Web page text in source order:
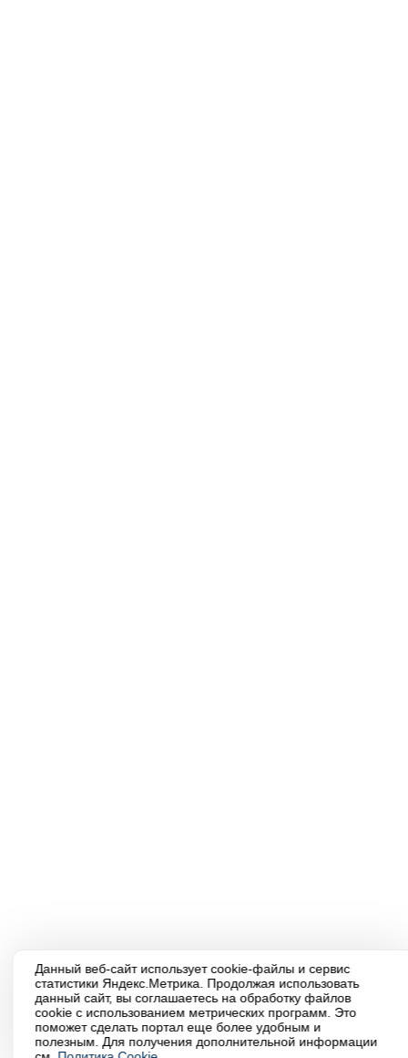
Данный веб-сайт использует cookie-файлы и сервис
статистики Яндекс.Метрика. Продолжая использовать
данный сайт, вы соглашаетесь на обработку файлов
cookie с использованием метрических программ. Это
поможет сделать портал еще более удобным и
полезным. Для получения дополнительной информации